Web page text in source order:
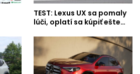
TEST: Lexus UX sa pomaly
lúči, oplatí sa kúpiť ešte…